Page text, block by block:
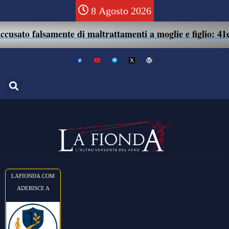
8 Agosto 2026
falsamente di maltrattamenti a moglie e figlio: 41enne
LAFIONDA.COM
ADERISCE A